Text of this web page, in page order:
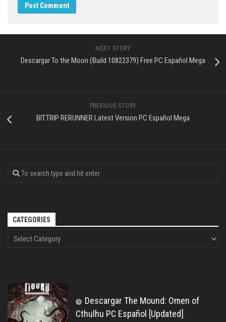
NEXT STORY
Descargar To the Moon (Build 10822379) Free PC Español Mega
PREVIOUS STORY
BIT.TRIP RERUNNER Latest Version PC Español Mega
CATEGORIES
Descargar The Mound: Omen of
Cthulhu PC Español [Updated]